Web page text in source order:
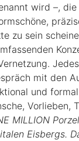
wird –,
zu sein
mit den
und
Vorlieben,
MILLION
Eisbergs.